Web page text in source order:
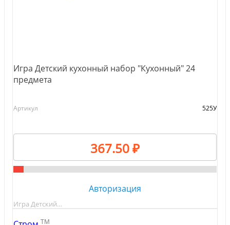
Игра Детский кухонный набор "Кухонный" 24
предмета
Артикул 525У
367.50 ₽
Авторизация
Игра Детский…
TM